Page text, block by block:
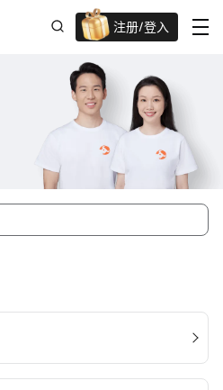
注册/登入
迎新重磅礼 股票/BTC等任你选!